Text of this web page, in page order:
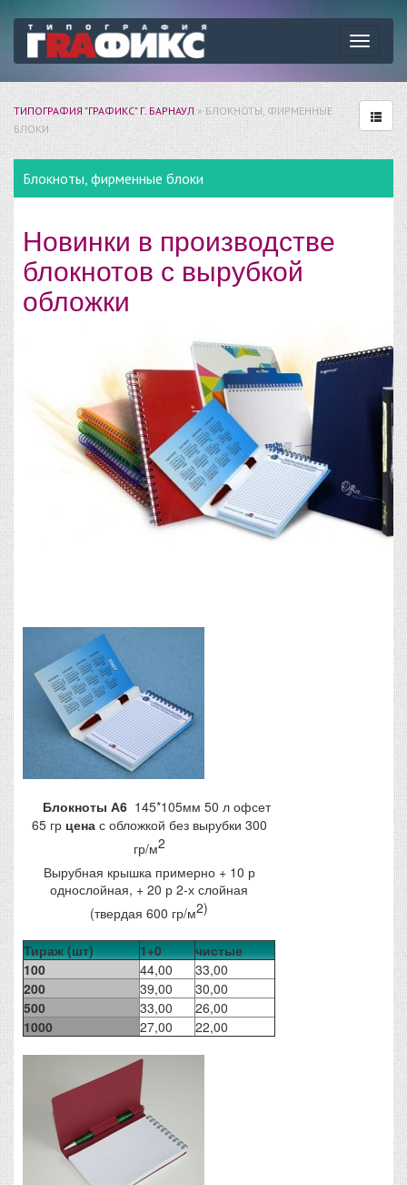
ТИПОГРАФИЯ "ГРАФИКС" Г. БАРНАУЛ» БЛОКНОТЫ, ФИРМЕННЫЕ
БЛОКИ
Блокноты, фирменные блоки
Новинки в производстве
блокнотов с вырубкой
обложки
Блокноты А6145*105мм 50 л офсет
65 гр ценас обложкой без вырубки 300
гр/м2
Вырубная крышка примерно + 10 р
однослойная, + 20 р 2-х слойная
(твердая 600 гр/м2)
Тираж (шт) 1+0
чистые
100
44,00
33,00
200
39,00
30,00
500
33,00
26,00
1000
27,00 22,00